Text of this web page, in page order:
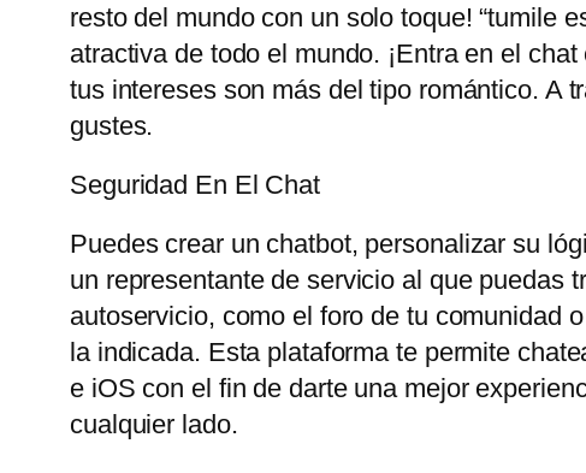
resto del mundo con un solo toque! “tumile
atractiva de todo el mundo. ¡Entra en el
tus intereses son más del tipo romántico. A
gustes.
Seguridad En El Chat
Puedes crear un chatbot, personalizar su
un representante de servicio al que puedas
autoservicio, como el foro de tu comunidad
la indicada. Esta plataforma te permite
e iOS con el fin de darte una mejor
cualquier lado.